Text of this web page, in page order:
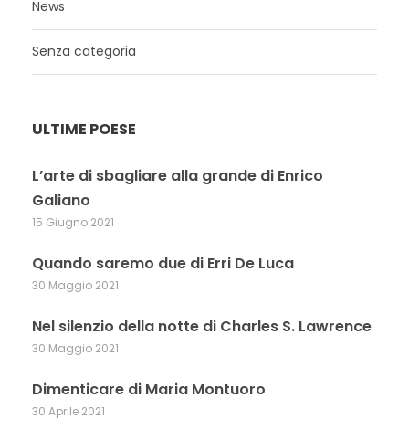
News
Senza categoria
ULTIME POESE
L’arte di sbagliare alla grande di Enrico
Galiano
15 Giugno 2021
Quando saremo due di Erri De Luca
30 Maggio 2021
Nel silenzio della notte di Charles S. Lawrence
30 Maggio 2021
Dimenticare di Maria Montuoro
30 Aprile 2021